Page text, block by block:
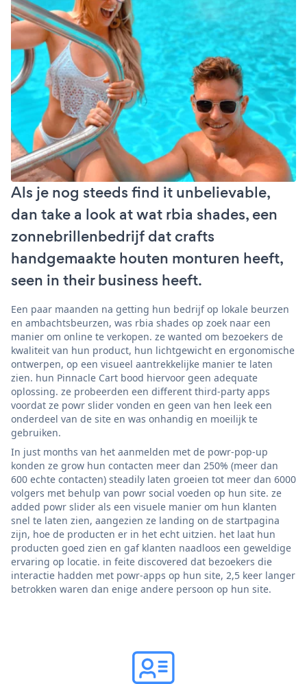
Als je nog steeds find it unbelievable,
dan take a look at wat rbia shades, een
zonnebrillenbedrijf dat crafts
handgemaakte houten monturen heeft,
seen in their business heeft.
Een paar maanden na getting hun bedrijf op lokale beurzen
en ambachtsbeurzen, was rbia shades op zoek naar een
manier om online te verkopen. ze wanted om bezoekers de
kwaliteit van hun product, hun lichtgewicht en ergonomische
ontwerpen, op een visueel aantrekkelijke manier te laten
zien. hun Pinnacle Cart bood hiervoor geen adequate
oplossing. ze probeerden een different third-party apps
voordat ze powr slider vonden en geen van hen leek een
onderdeel van de site en was onhandig en moeilijk te
gebruiken.
In just months van het aanmelden met de powr-pop-up
konden ze grow hun contacten meer dan 250% (meer dan
600 echte contacten) steadily laten groeien tot meer dan 6000
volgers met behulp van powr social voeden op hun site. ze
added powr slider als een visuele manier om hun klanten
snel te laten zien, aangezien ze landing on de startpagina
zijn, hoe de producten er in het echt uitzien. het laat hun
producten goed zien en gaf klanten naadloos een geweldige
ervaring op locatie. in feite discovered dat bezoekers die
interactie hadden met powr-apps op hun site, 2,5 keer langer
betrokken waren dan enige andere persoon op hun site.